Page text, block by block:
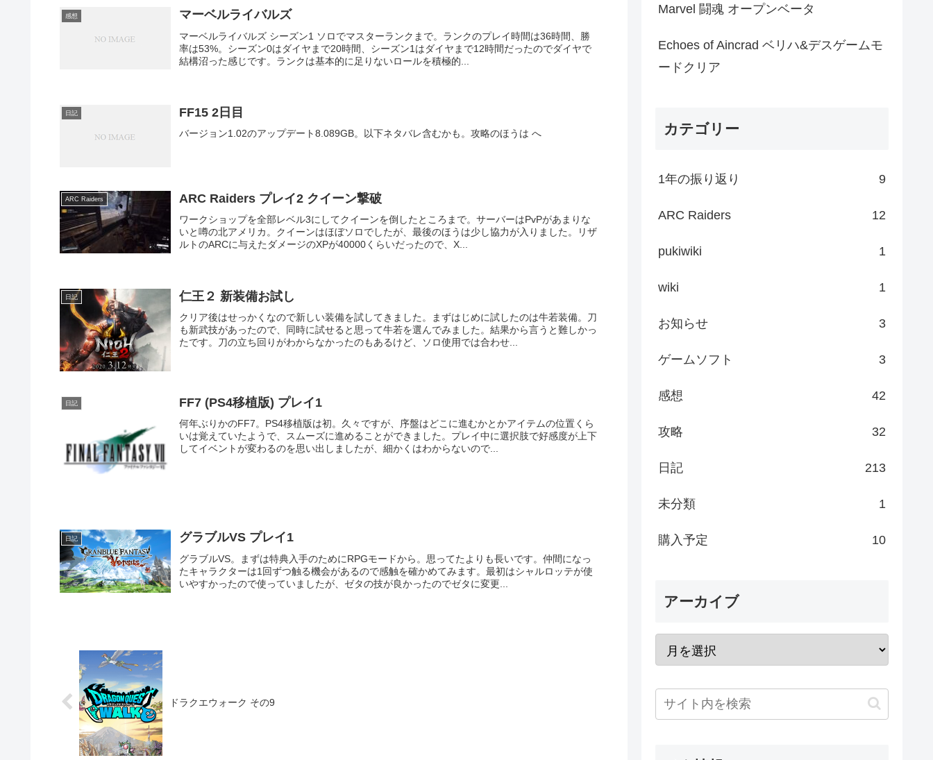
感想 マーベルライバルズ
マーベルライバルズ シーズン1 ソロでマスターランクまで。ランクのプレイ時間は36時間、勝
率は53%。シーズン0はダイヤまで20時間、シーズン1はダイヤまで12時間だったのでダイヤで
結構沼った感じです。ランクは基本的に足りないロールを積極的...
日記 FF15 2日目
バージョン1.02のアップデート8.089GB。以下ネタバレ含むかも。攻略のほうは へ
ARC Raiders ARC Raiders プレイ2 クイーン撃破
ワークショップを全部レベル3にしてクイーンを倒したところまで。サーバーはPvPがあまりな
いと噂の北アメリカ。クイーンはほぼソロでしたが、最後のほうは少し協力が入りました。リザ
ルトのARCに与えたダメージのXPが40000くらいだったので、X...
日記 仁王２ 新装備お試し
クリア後はせっかくなので新しい装備を試してきました。まずはじめに試したのは牛若装備。刀
も新武技があったので、同時に試せると思って牛若を選んでみました。結果から言うと難しかっ
たです。刀の立ち回りがわからなかったのもあるけど、ソロ使用では合わせ...
日記 FF7 (PS4移植版) プレイ1
何年ぶりかのFF7。PS4移植版は初。久々ですが、序盤はどこに進むかとかアイテムの位置くら
いは覚えていたようで、スムーズに進めることができました。プレイ中に選択肢で好感度が上下
してイベントが変わるのを思い出しましたが、細かくはわからないので...
日記 グラブルVS プレイ1
グラブルVS。まずは特典入手のためにRPGモードから。思ってたよりも長いです。仲間になっ
たキャラクターは1回ずつ触る機会があるので感触を確かめてみます。最初はシャルロッテが使
いやすかったので使っていましたが、ゼタの技が良かったのでゼタに変更...
ドラクエウォーク その9
Marvel 闘魂 オープンベータ
Echoes of Aincrad ベリハ&デスゲームモ
ードクリア
カテゴリー
1年の振り返り 9
ARC Raiders 12
pukiwiki 1
wiki 1
お知らせ 3
ゲームソフト 3
感想 42
攻略 32
日記 213
未分類 1
購入予定 10
アーカイブ